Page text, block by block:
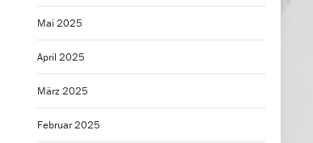
Mai 2025
April 2025
März 2025
Februar 2025